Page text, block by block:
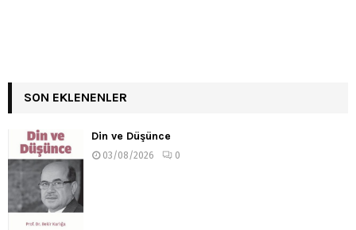
SON EKLENENLER
Din ve Düşünce
03/08/2026 0